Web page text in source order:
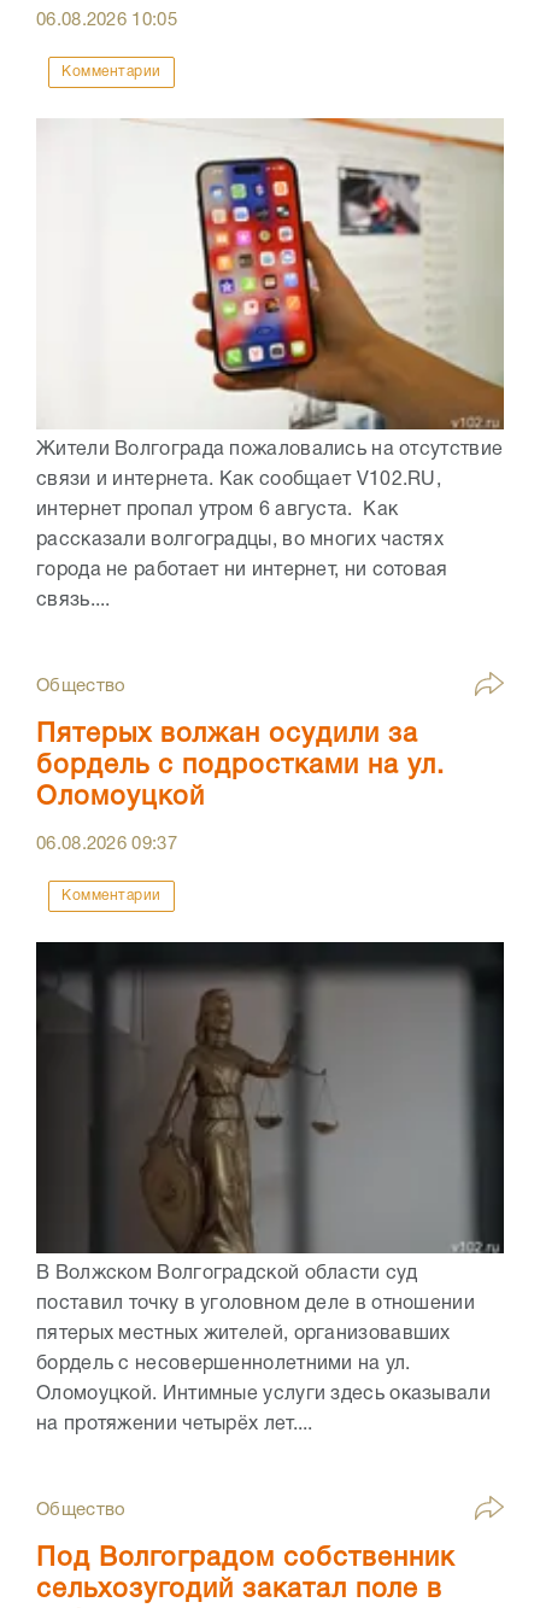
06.08.2026 10:05
Комментарии
Жители Волгограда пожаловались на отсутствие
связи и интернета. Как сообщает V102.RU,
интернет пропал утром 6 августа. Как
рассказали волгоградцы, во многих частях
города не работает ни интернет, ни сотовая
связь....
Общество
Пятерых волжан осудили за
бордель с подростками на ул.
Оломоуцкой
06.08.202609:37
Комментарии
В Волжском Волгоградской области суд
поставил точку в уголовном деле в отношении
пятерых местных жителей, организовавших
бордель с несовершеннолетними на ул.
Оломоуцкой. Интимные услуги здесь оказывали
на протяжении четырёх лет....
Общество
Под Волгоградом собственник
сельхозугодий закатал поле в